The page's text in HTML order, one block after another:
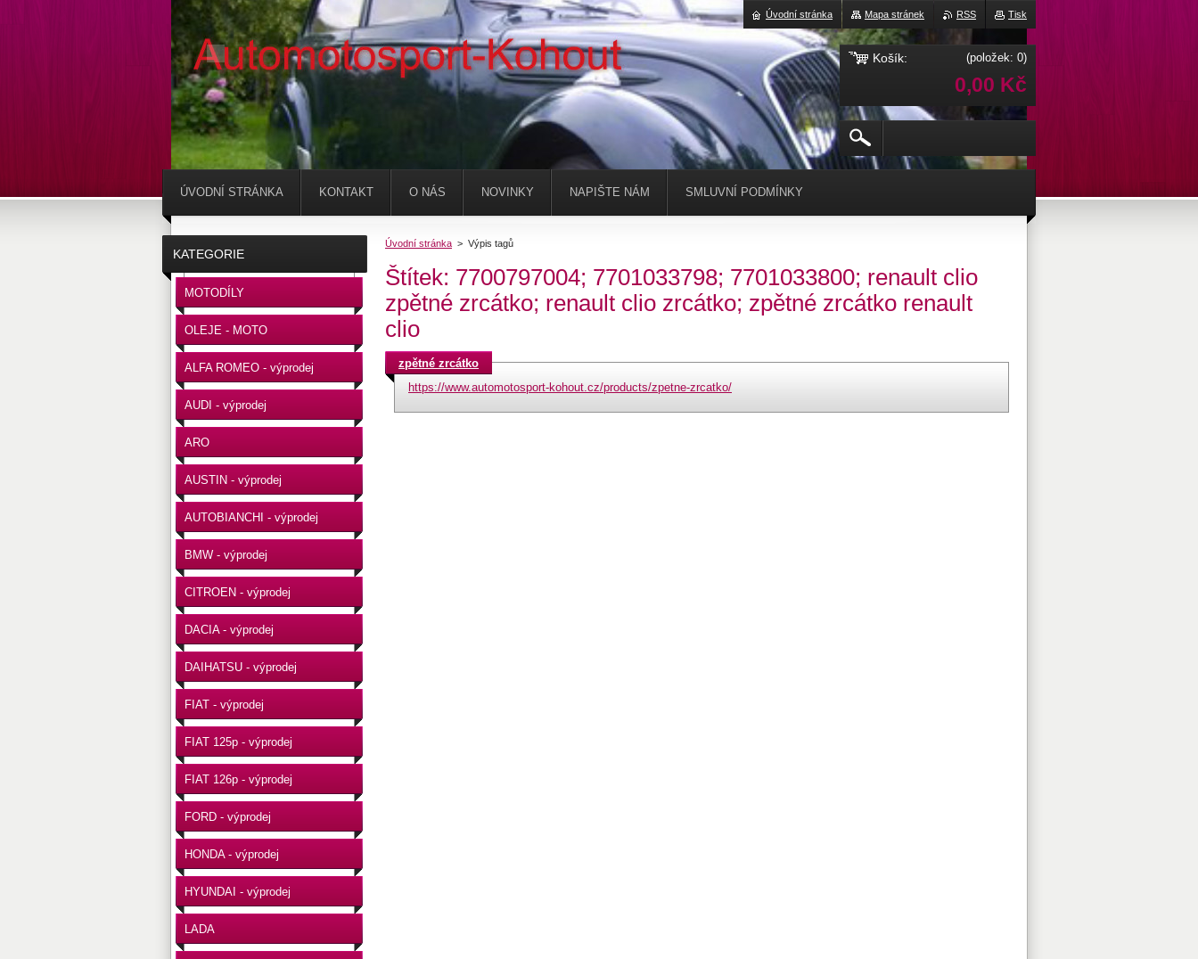
Úvodní stránka > Výpis tagů
Štítek: 7700797004; 7701033798; 7701033800; renault clio
zpětné zrcátko; renault clio zrcátko; zpětné zrcátko renault
clio
zpětné zrcátko
https://www.automotosport-kohout.cz/products/zpetne-zrcatko/
KATEGORIE
MOTODÍLY
OLEJE - MOTO
ALFA ROMEO - výprodej
AUDI - výprodej
ARO
AUSTIN - výprodej
AUTOBIANCHI - výprodej
BMW - výprodej
CITROEN - výprodej
DACIA - výprodej
DAIHATSU - výprodej
FIAT - výprodej
FIAT 125p - výprodej
FIAT 126p - výprodej
FORD - výprodej
HONDA - výprodej
HYUNDAI - výprodej
LADA
ÚVODNÍ STRÁNKA KONTAKT O NÁS NOVINKY NAPIŠTE NÁM SMLUVNÍ PODMÍNKY
Tisk
RSS
Mapa stránek
Úvodní stránka
Košík: (položek: 0)
0,00 Kč